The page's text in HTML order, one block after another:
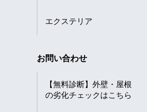
エクステリア
お問い合わせ
【無料診断】外壁・屋根
の劣化チェックはこちら